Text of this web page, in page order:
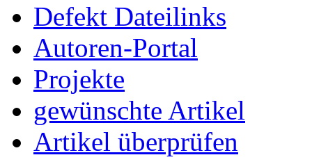
Defekt Dateilinks
Autoren-Portal
Projekte
gewünschte Artikel
Artikel überprüfen